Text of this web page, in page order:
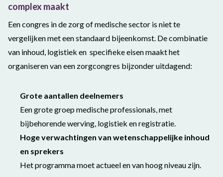
complex maakt
Een congres in de zorg of medische sector is niet te
vergelijken met een standaard bijeenkomst. De combinatie
van inhoud, logistiek en specifieke eisen maakt het
organiseren van een zorgcongres bijzonder uitdagend:
Grote aantallen deelnemers
Een grote groep medische professionals, met
bijbehorende werving, logistiek en registratie.
Hoge verwachtingen van wetenschappelijke inhoud
en sprekers
Het programma moet actueel en van hoog niveau zijn.